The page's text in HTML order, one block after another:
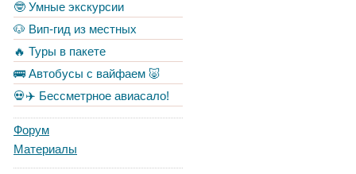
🤓 Умные экскурсии
🐶 Вип-гид из местных
🔥 Туры в пакете
🚌 Автобусы с вайфаем 🐷
💀✈️ Бессметрное авиасало!
Форум
Материалы